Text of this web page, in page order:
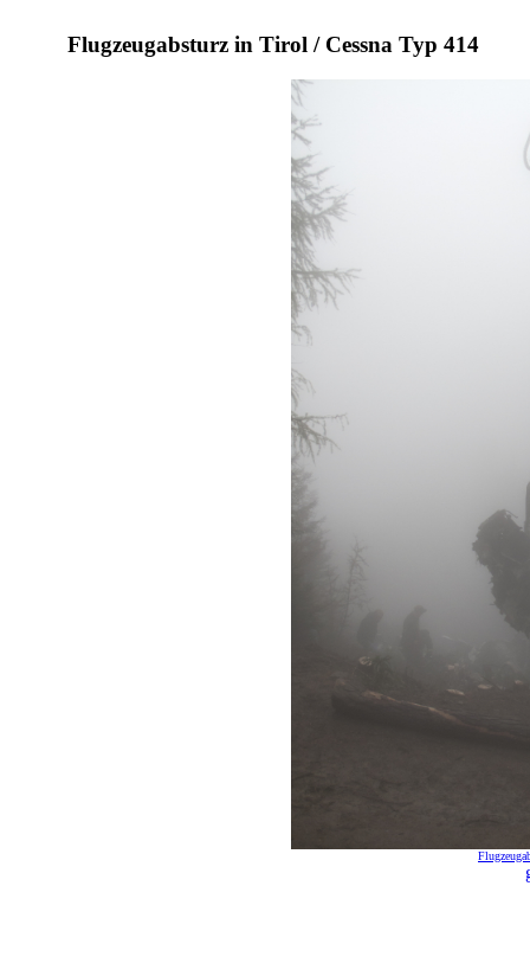
Flugzeugabsturz in Tirol / Cessna Typ 414